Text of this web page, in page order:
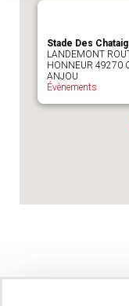
Stade Des
LANDEMONT
HONNEUR 49270
ANJOU
Évènements